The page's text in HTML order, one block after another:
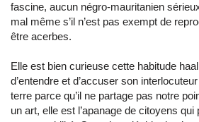
fascine, aucun négro-mauritanien
mal même s’il n’est pas exempt de
être acerbes.
Elle est bien curieuse cette habitude
d’entendre et d’accuser son
terre parce qu’il ne partage pas notre
un art, elle est l’apanage de citoyens qui